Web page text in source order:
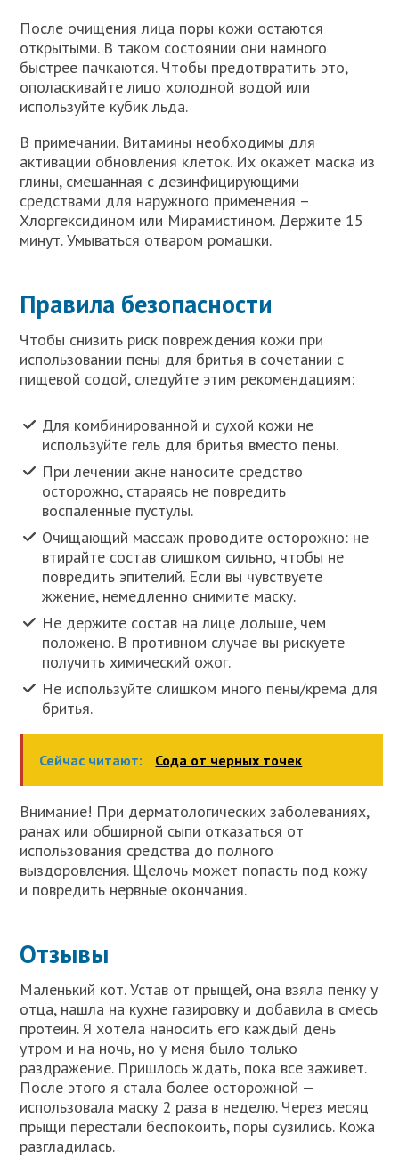
После очищения лица поры кожи остаются
открытыми. В таком состоянии они намного
быстрее пачкаются. Чтобы предотвратить это,
ополаскивайте лицо холодной водой или
используйте кубик льда.
В примечании. Витамины необходимы для
активации обновления клеток. Их окажет маска из
глины, смешанная с дезинфицирующими
средствами для наружного применения –
Хлоргексидином или Мирамистином. Держите 15
минут. Умываться отваром ромашки.
Правила безопасности
Чтобы снизить риск повреждения кожи при
использовании пены для бритья в сочетании с
пищевой содой, следуйте этим рекомендациям:
Для комбинированной и сухой кожи не
используйте гель для бритья вместо пены.
При лечении акне наносите средство
осторожно, стараясь не повредить
воспаленные пустулы.
Очищающий массаж проводите осторожно: не
втирайте состав слишком сильно, чтобы не
повредить эпителий. Если вы чувствуете
жжение, немедленно снимите маску.
Не держите состав на лице дольше, чем
положено. В противном случае вы рискуете
получить химический ожог.
Не используйте слишком много пены/крема для
бритья.
Сейчас читают: Сода от черных точек
Внимание! При дерматологических заболеваниях,
ранах или обширной сыпи отказаться от
использования средства до полного
выздоровления. Щелочь может попасть под кожу
и повредить нервные окончания.
Отзывы
Маленький кот. Устав от прыщей, она взяла пенку у
отца, нашла на кухне газировку и добавила в смесь
протеин. Я хотела наносить его каждый день
утром и на ночь, но у меня было только
раздражение. Пришлось ждать, пока все заживет.
После этого я стала более осторожной —
использовала маску 2 раза в неделю. Через месяц
прыщи перестали беспокоить, поры сузились. Кожа
разгладилась.